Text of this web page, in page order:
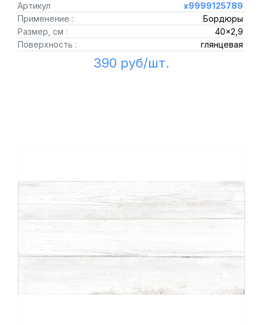
Артикул
х9999125789
Применение :
Бордюры
Размер, см :
40x2,9
Поверхность :
глянцевая
390 руб/шт.